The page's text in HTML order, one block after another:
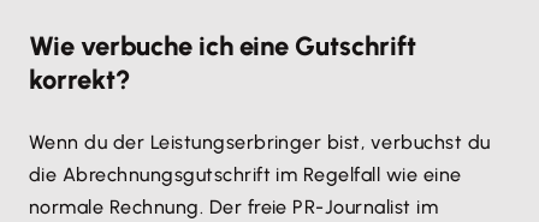
Wie verbuche ich eine Gutschrift
korrekt?
Wenn du der Leistungserbringer bist, verbuchst du
die Abrechnungsgutschrift im Regelfall wie eine
normale Rechnung. Der freie PR-Journalist im